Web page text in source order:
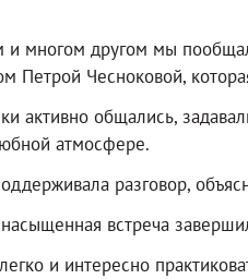
и многом другом мы
Петрой Чесноковой,
активно общались,
атмосфере.
разговор,
насыщенная встреча
и интересно